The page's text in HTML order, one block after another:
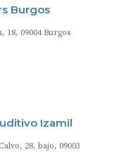
Burgos
18, 09004 Burgos
Izamil
28, bajo, 09003